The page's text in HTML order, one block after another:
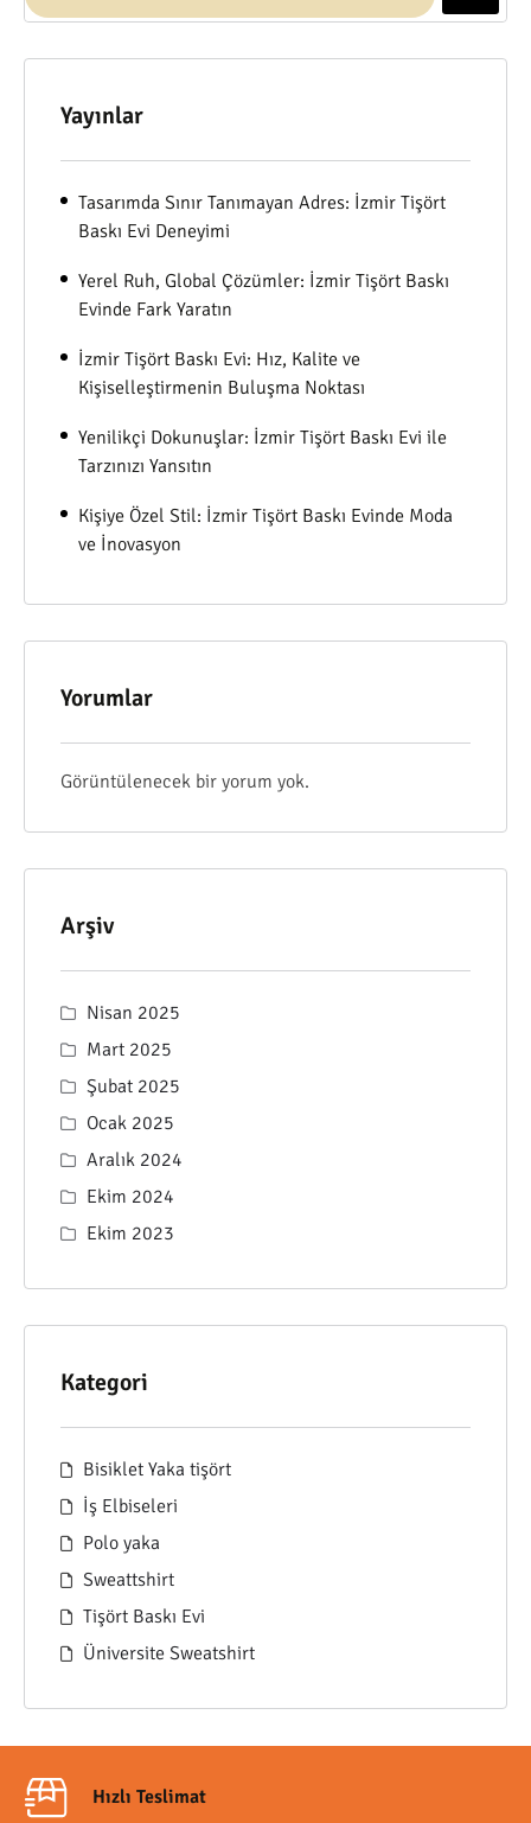
Yayınlar
Tasarımda Sınır Tanımayan Adres: İzmir Tişört
Baskı Evi Deneyimi
Yerel Ruh, Global Çözümler: İzmir Tişört Baskı
Evinde Fark Yaratın
İzmir Tişört Baskı Evi: Hız, Kalite ve
Kişiselleştirmenin Buluşma Noktası
Yenilikçi Dokunuşlar: İzmir Tişört Baskı Evi ile
Tarzınızı Yansıtın
Kişiye Özel Stil: İzmir Tişört Baskı Evinde Moda
ve İnovasyon
Yorumlar
Görüntülenecek bir yorum yok.
Arşiv
Nisan 2025
Mart 2025
Şubat 2025
Ocak 2025
Aralık 2024
Ekim 2024
Ekim 2023
Kategori
Bisiklet Yaka tişört
İş Elbiseleri
Polo yaka
Sweattshirt
Tişört Baskı Evi
Üniversite Sweatshirt
Hızlı Teslimat